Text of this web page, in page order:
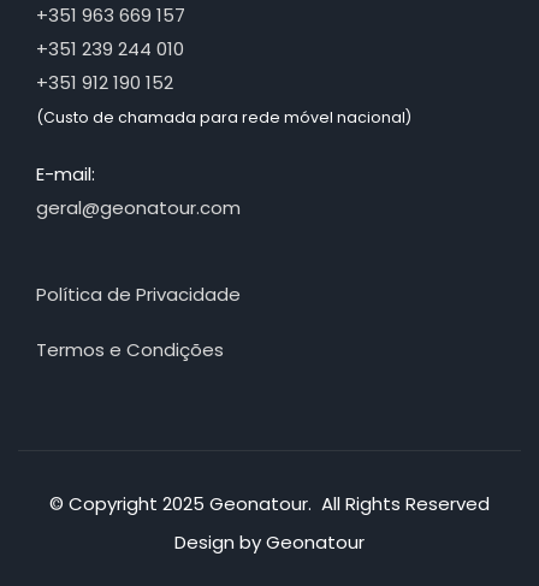
+351 963 669 157
+351 239 244 010
+351 912 190 152
(Custo de chamada para rede móvel nacional)
E-mail:
geral@geonatour.com
Política de Privacidade
Termos e Condições
© Copyright 2025 Geonatour. All Rights Reserved
Design by Geonatour